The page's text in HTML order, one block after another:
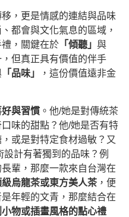
，更是情感的連結與品味
都會與文化氣息的區域，
，關鍵在於 「傾聽」 與
但真正具有價值的伴手
「品味」
，這份價值遠非金
與習慣 。他/她是對傳統茶
味的甜點？他/她是否有特
或是對特定食材過敏？又
計有著獨到的品味？例
輩，那麼一款來自台灣在
級烏龍茶或東方美人茶，便
年輕的文青，那麼結合在
物或插畫風格的點心禮